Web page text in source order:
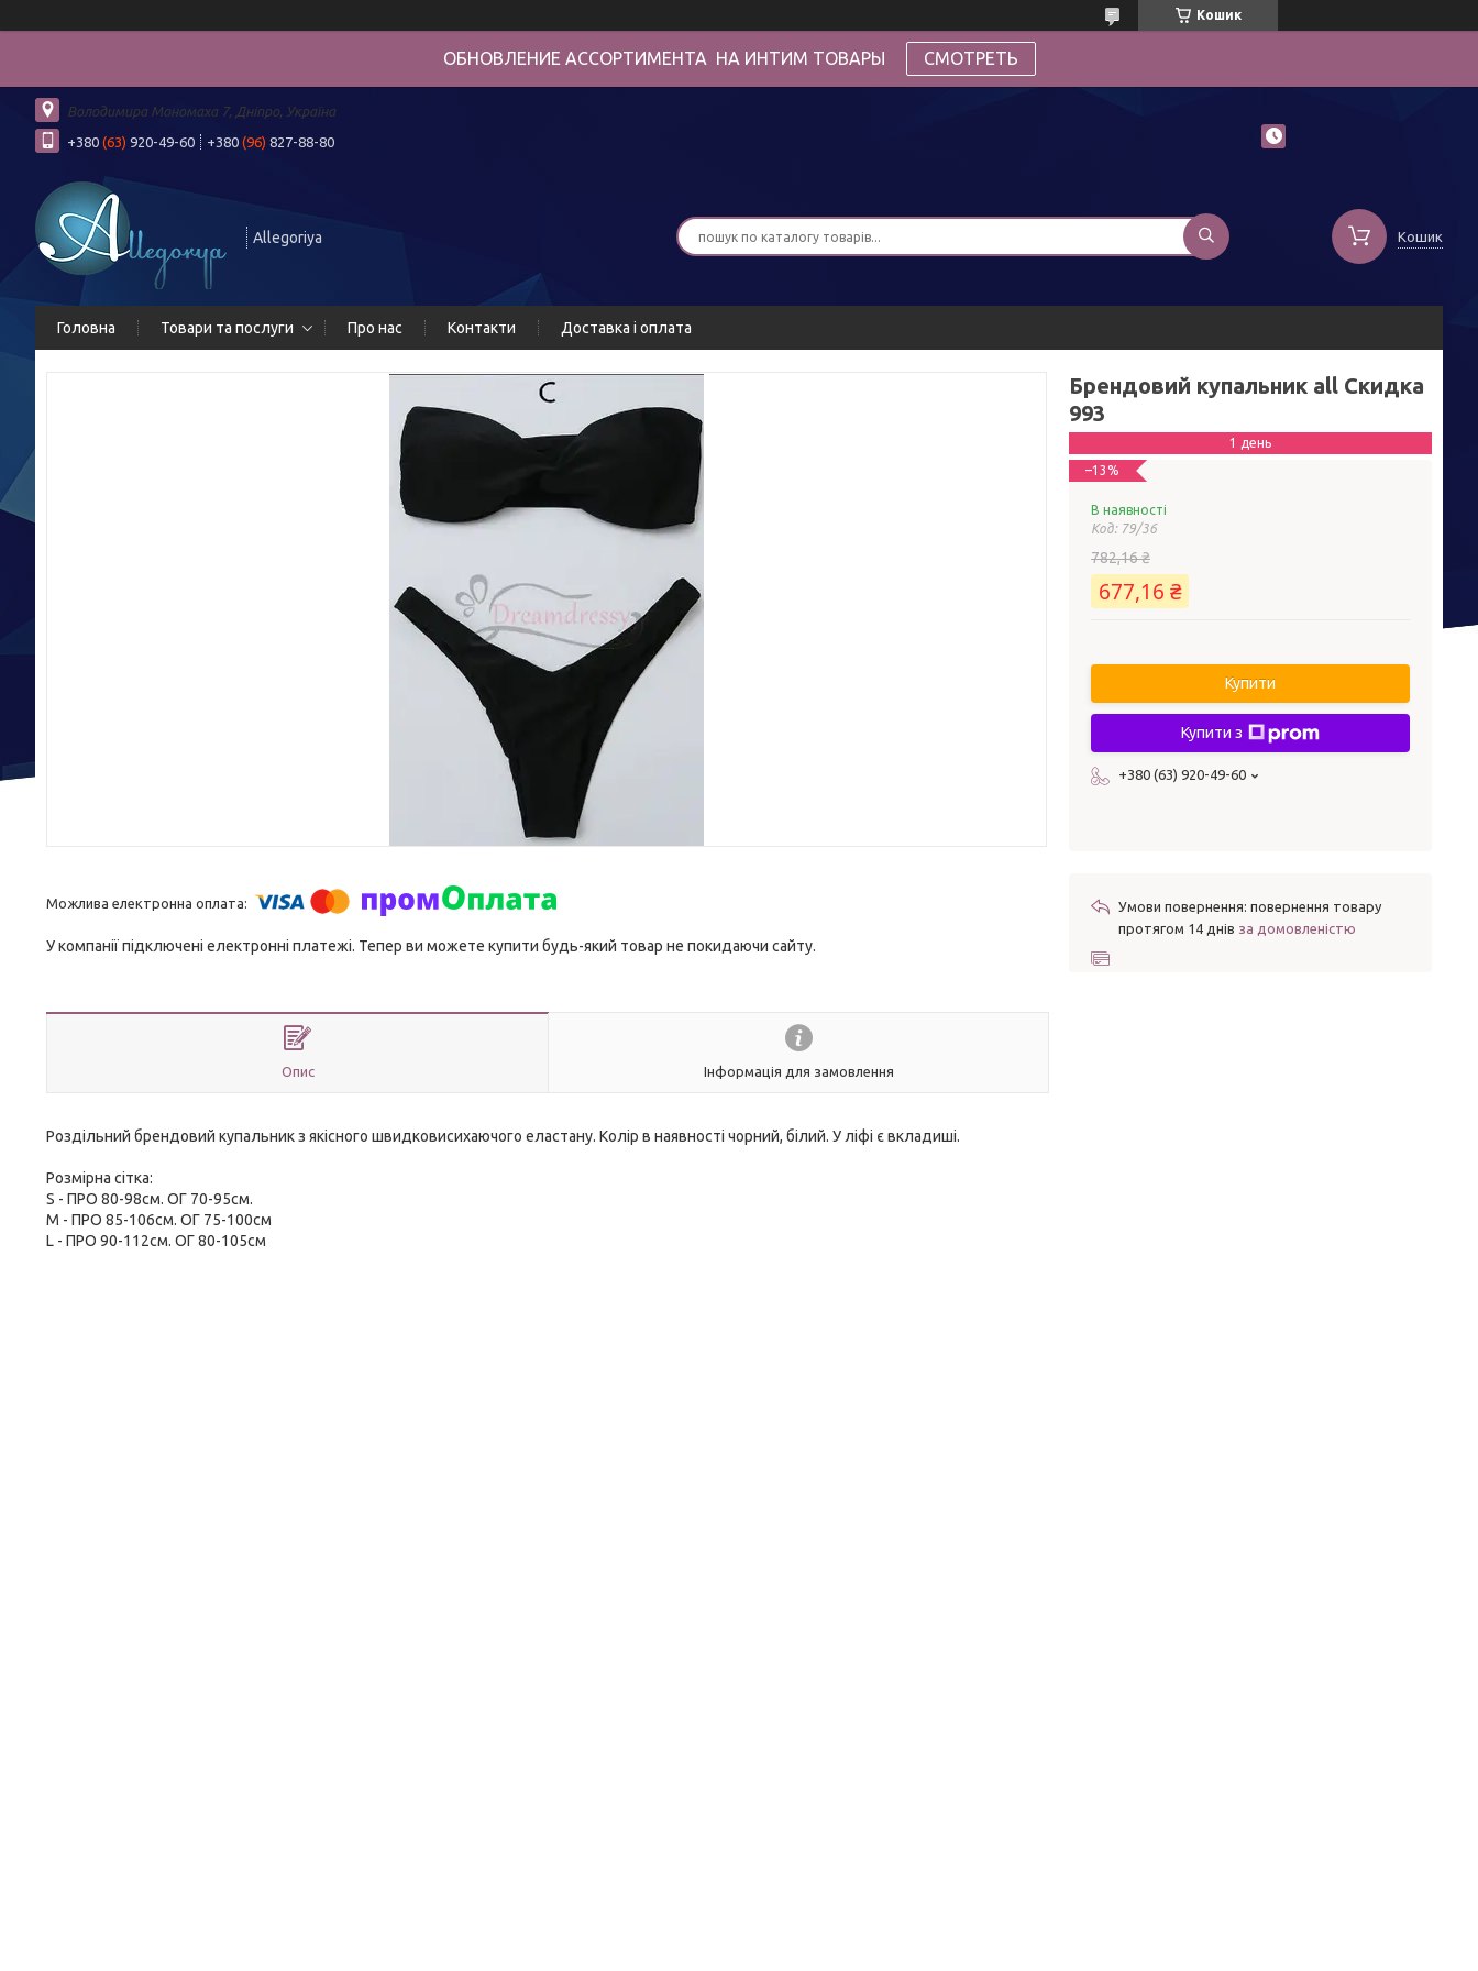
Кошик
ОБНОВЛЕНИЕ АССОРТИМЕНТА НА ИНТИМ ТОВАРЫ СМОТРЕТЬ
Володимира Мономаха 7, Дніпро, Україна
+380 (63) 920-49-60 +380 (96) 827-88-80
Allegoriya Кошик
Головна Товари та послуги Про нас Контакти Доставка і оплата
У компанії підключені електронні платежі. Тепер ви можете купити будь-який товар не покидаючи сайту.
Опис Інформація для замовлення
Роздільний брендовий купальник з якісного швидковисихаючого еластану. Колір в наявності чорний, білий. У ліфі є вкладиші.
Розмірна сітка:
S - ПРО 80-98см. ОГ 70-95см.
M - ПРО 85-106см. ОГ 75-100см
L - ПРО 90-112см. ОГ 80-105см
Брендовий купальник all Скидка
993
1 день
–13%
В наявності
Код: 79/36
782,16 ₴
677,16 ₴
Купити
Купити з
+380 (63) 920-49-60
повернення товару
протягом 14 днів за домовленістю